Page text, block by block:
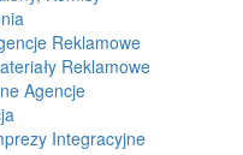
Reklamowe
Reklamowe
Agencje
Integracyjne